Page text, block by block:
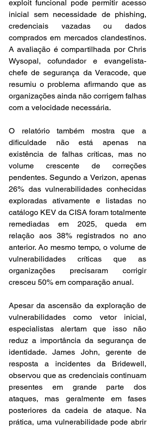
exploit funcional pode permitir acesso
inicial sem necessidade de phishing,
credenciais vazadas ou dados
comprados em mercados clandestinos.
A avaliação é compartilhada por Chris
Wysopal, cofundador e evangelista-
chefe de segurança da Veracode, que
resumiu o problema afirmando que as
organizações ainda não corrigem falhas
com a velocidade necessária.
O relatório também mostra que a
dificuldade não está apenas na
existência de falhas críticas, mas no
volume crescente de correções
pendentes. Segundo a Verizon, apenas
26% das vulnerabilidades conhecidas
exploradas ativamente e listadas no
catálogo KEV da CISA foram totalmente
remediadas em 2025, queda em
relação aos 38% registrados no ano
anterior. Ao mesmo tempo, o volume de
vulnerabilidades críticas que as
organizações precisaram corrigir
cresceu 50% em comparação anual.
Apesar da ascensão da exploração de
vulnerabilidades como vetor inicial,
especialistas alertam que isso não
reduz a importância da segurança de
identidade. James John, gerente de
resposta a incidentes da Bridewell,
observou que as credenciais continuam
presentes em grande parte dos
ataques, mas geralmente em fases
posteriores da cadeia de ataque. Na
prática, uma vulnerabilidade pode abrir